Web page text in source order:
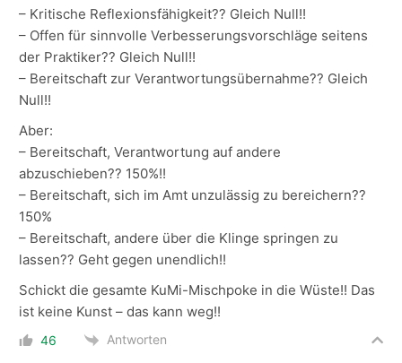
– Kritische Reflexionsfähigkeit?? Gleich Null!!
– Offen für sinnvolle Verbesserungsvorschläge seitens
der Praktiker?? Gleich Null!!
– Bereitschaft zur Verantwortungsübernahme?? Gleich
Null!!
Aber:
– Bereitschaft, Verantwortung auf andere
abzuschieben?? 150%!!
– Bereitschaft, sich im Amt unzulässig zu bereichern??
150%
– Bereitschaft, andere über die Klinge springen zu
lassen?? Geht gegen unendlich!!
Schickt die gesamte KuMi-Mischpoke in die Wüste!! Das
ist keine Kunst – das kann weg!!
46 Antworten